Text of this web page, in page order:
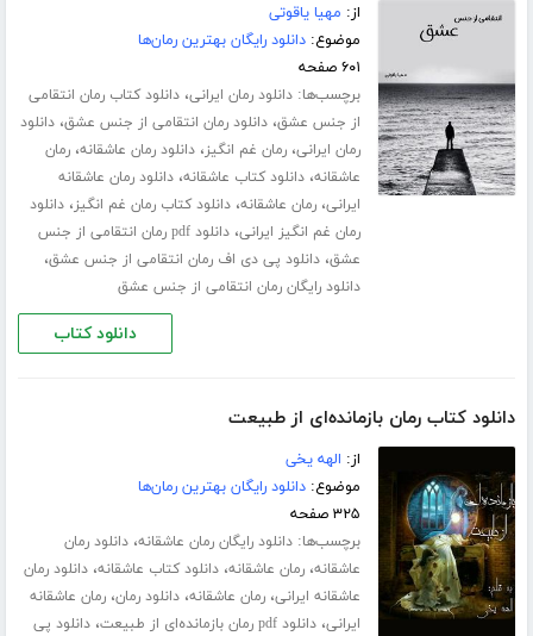
از: مهیا یاقوتی
موضوع:دانلود رایگان بهترین رمان‌ها
۶۰۱ صفحه
برچسب‌ها:دانلود رمان ایرانی،دانلود کتاب رمان انتقامی
از جنس عشق،دانلود رمان انتقامی از جنس عشق،دانلود
رمان ایرانی،رمان غم انگیز،دانلود رمان عاشقانه،رمان
عاشقانه،دانلود کتاب عاشقانه،دانلود رمان عاشقانه
ایرانی،رمان عاشقانه،دانلود کتاب رمان غم انگیز،دانلود
رمان غم انگیز ایرانی،
دانلود pdf رمان انتقامی از جنس
عشق،دانلود پی دی اف رمان انتقامی از جنس عشق،
دانلود رایگان رمان انتقامی از جنس عشق
دانلود کتاب
دانلود کتاب رمان بازمانده‌ای از طبیعت
از: الهه یخی
موضوع:دانلود رایگان بهترین رمان‌ها
۳۲۵ صفحه
برچسب‌ها:دانلود رایگان رمان عاشقانه،دانلود رمان
عاشقانه،رمان عاشقانه،دانلود کتاب عاشقانه،دانلود رمان
عاشقانه ایرانی،رمان عاشقانه،دانلود رمان،رمان عاشقانه
ایرانی،دانلود pdf رمان بازمانده‌ای از طبیعت ،دانلود پی